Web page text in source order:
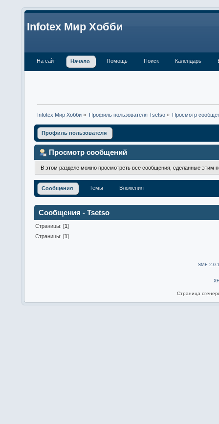
Infotex Мир Хобби
На сайт Начало Помощь Поиск Календарь
Infotex Мир Хобби » Профиль пользователя Tsetso» Просмотр
Профиль пользователя
Просмотр сообщений
В этом разделе можно просмотреть все сообщения, сделанные этим
Сообщения Темы Вложения
Сообщения - Tsetso
Страницы: [1]
Страницы: [1]
SMF
Страница